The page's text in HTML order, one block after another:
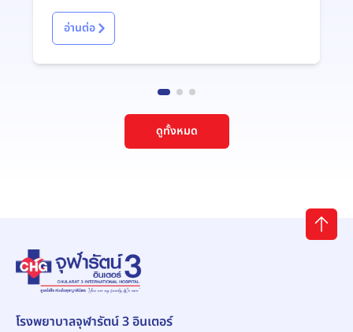
อ่านต่อ
ดูทั้งหมด
โรงพยาบาลจุฬารัตน์ 3 อินเตอร์